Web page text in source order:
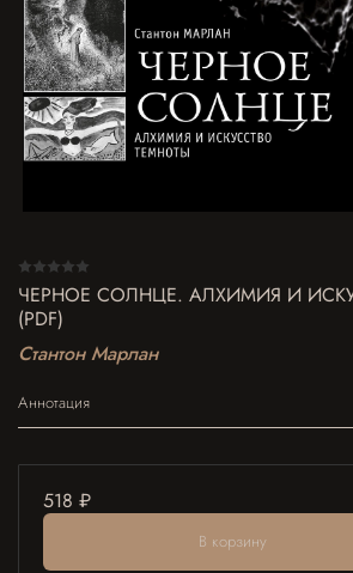
ЧЕРНОЕ СОЛНЦЕ. АЛХИМИЯ И
(PDF)
Стантон Марлан
Аннотация
518 ₽
В корзину